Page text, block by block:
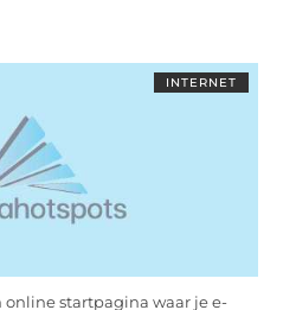
INTERNET
startpagina waar je e-